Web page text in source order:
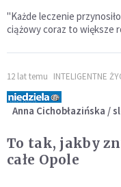
"Każde leczenie
ciążowy coraz to większe
12 lat temu INTELIGENTNE
Anna Cichobłazińska /
To tak, jakby
całe Opole